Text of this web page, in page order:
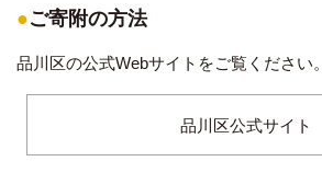
●ご寄附の方法
品川区の公式Webサイトをご覧ください。
品川区公式サイト